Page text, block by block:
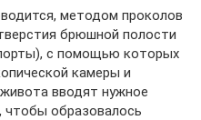
методом проколов
брюшной полости
с помощью которых
камеры и
вводят нужное
чтобы образовалось